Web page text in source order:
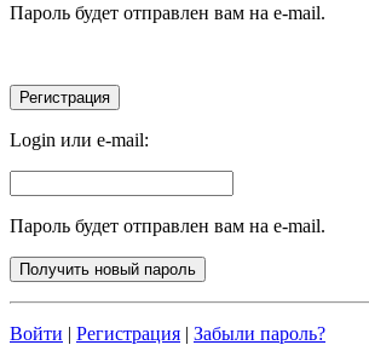
Пароль будет отправлен вам на e-mail.
Login или e-mail:
Пароль будет отправлен вам на e-mail.
Войти | Регистрация | Забыли пароль?